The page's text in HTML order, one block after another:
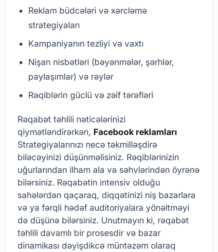
Reklam büdcələri və xərcləmə
strategiyaları
Kampaniyanın tezliyi və vaxtı
Nişan nisbətləri (bəyənmələr, şərhlər,
paylaşımlar) və rəylər
Rəqiblərin güclü və zəif tərəfləri
Rəqabət təhlili nəticələrinizi
qiymətləndirərkən, Facebook reklamları
Strategiyalarınızı necə təkmilləşdirə
biləcəyinizi düşünməlisiniz. Rəqiblərinizin
uğurlarından ilham ala və səhvlərindən öyrənə
bilərsiniz. Rəqabətin intensiv olduğu
sahələrdən qaçaraq, diqqətinizi niş bazarlara
və ya fərqli hədəf auditoriyalara yönəltməyi
də düşünə bilərsiniz. Unutmayın ki, rəqabət
təhlili davamlı bir prosesdir və bazar
dinamikası dəyişdikcə müntəzəm olaraq